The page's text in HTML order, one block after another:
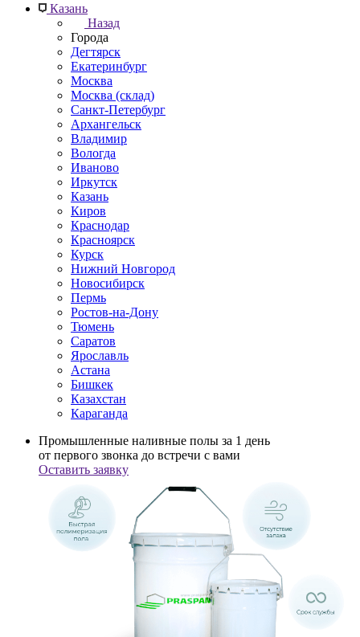
Казань
Назад
Города
Дегтярск
Екатеринбург
Москва
Москва (склад)
Санкт-Петербург
Архангельск
Владимир
Вологда
Иваново
Иркутск
Казань
Киров
Краснодар
Красноярск
Курск
Нижний Новгород
Новосибирск
Пермь
Ростов-на-Дону
Тюмень
Саратов
Ярославль
Астана
Бишкек
Казахстан
Караганда
Промышленные наливные полы за 1 день
от первого звонка до встречи с вами
Оставить заявку